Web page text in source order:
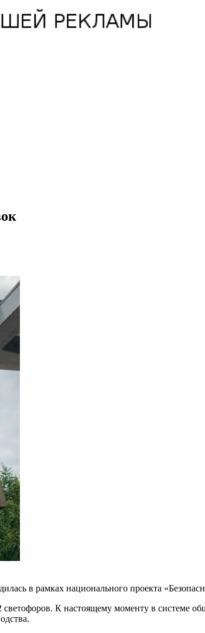
в рамках национального проекта
К настоящему моменту в системе